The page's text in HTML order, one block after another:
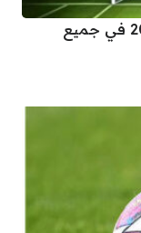
مواعيد مباريات اليوم الثلاثاء 10-2-2026 في جميع